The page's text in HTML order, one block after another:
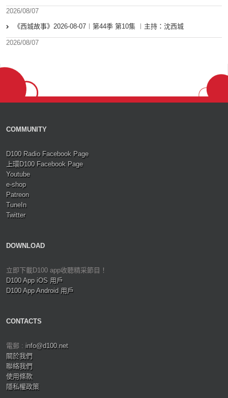
2026/08/07
《西城故事》2026-08-07︱第44季 第10集 ︱主持：沈西城
2026/08/07
COMMUNITY
D100 Radio Facebook Page
上環D100 Facebook Page
Youtube
e-shop
Patreon
TuneIn
Twitter
DOWNLOAD
立即下載D100 app收聽精采節目！
D100 App iOS 用戶
D100 App Android 用戶
CONTACTS
電郵 : info@d100.net
關於我們
聯絡我們
使用條款
隱私權政策